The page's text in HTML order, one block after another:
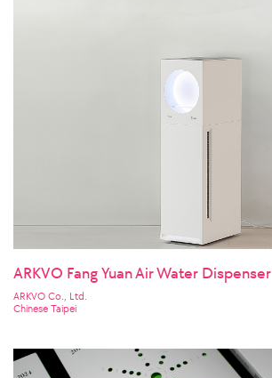
ARKVO Fang Yuan Air Water Dispenser
ARKVO Co., Ltd.
Chinese Taipei